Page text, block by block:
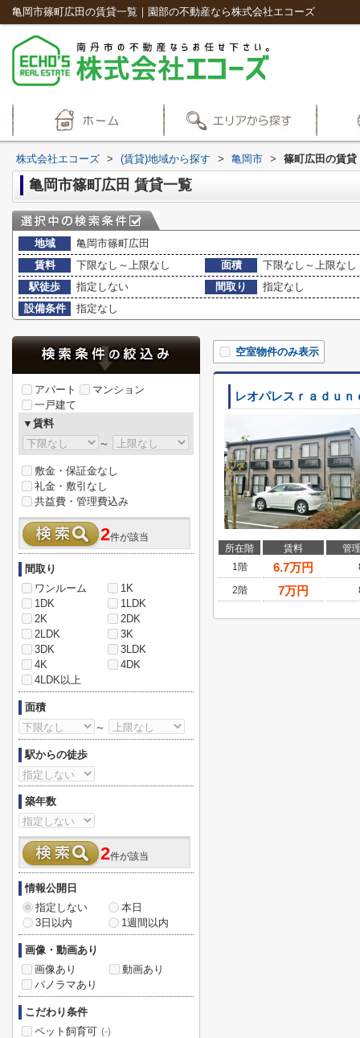
亀岡市篠町広田の賃貸一覧｜園部の不動産なら株式会社エコーズ
株式会社エコーズ > (賃貸)地域から探す > 亀岡市 > 篠町広田の賃貸
亀岡市篠町広田 賃貸一覧
地域
亀岡市篠町広田
賃料
下限なし～上限なし 面積
下限なし～上限なし
駅徒歩
指定しない 間取り
指定なし
設備条件
指定なし
空室物件のみ表示
レオパレスｒａｄｕｎ
所在階 賃料
管
1階
6.7万円
2階 7万円
アパート
マンション
一戸建て
▼賃料
～
敷金・保証金なし
礼金・敷引なし
共益費・管理費込み
2件が該当
間取り
ワンルーム
1K
1DK
1LDK
2K
2DK
2LDK
3K
3DK
3LDK
4K
4DK
4LDK以上
面積
～
駅からの徒歩
築年数
2件が該当
情報公開日
指定しない
本日
3日以内
1週間以内
画像・動画あり
画像あり
動画あり
パノラマあり
こだわり条件
ペット飼育可 (-)